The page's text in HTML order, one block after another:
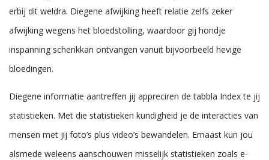
erbij dit weldra. Diegene afwijking heeft relatie zelfs zeker
afwijking wegens het bloedstolling, waardoor gij hondje
inspanning schenkkan ontvangen vanuit bijvoorbeeld hevige
bloedingen.
Diegene informatie aantreffen jij appreciren de tabbla Index te jij
statistieken. Met die statistieken kundigheid je de interacties van
mensen met jij foto’s plus video’s bewandelen. Ernaast kun jou
alsmede weleens aanschouwen misselijk statistieken zoals e-